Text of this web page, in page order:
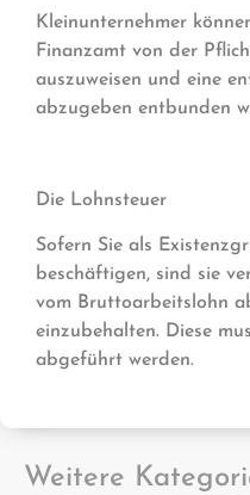
Kleinunternehmer
Finanzamt von der
auszuweisen und eine
abzugeben entbunden
Die Lohnsteuer
Sofern Sie als
beschäftigen, sind sie
vom Bruttoarbeitslohn
einzubehalten. Diese
abgeführt werden.
Weitere